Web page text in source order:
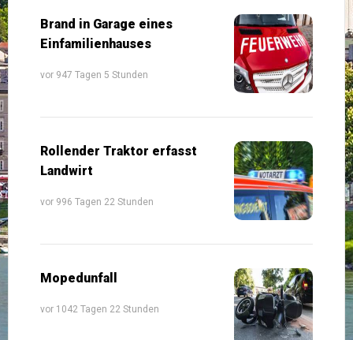
Brand in Garage eines
Einfamilienhauses
vor 947 Tagen 5 Stunden
Rollender Traktor erfasst
Landwirt
vor 996 Tagen 22 Stunden
Mopedunfall
vor 1042 Tagen 22 Stunden